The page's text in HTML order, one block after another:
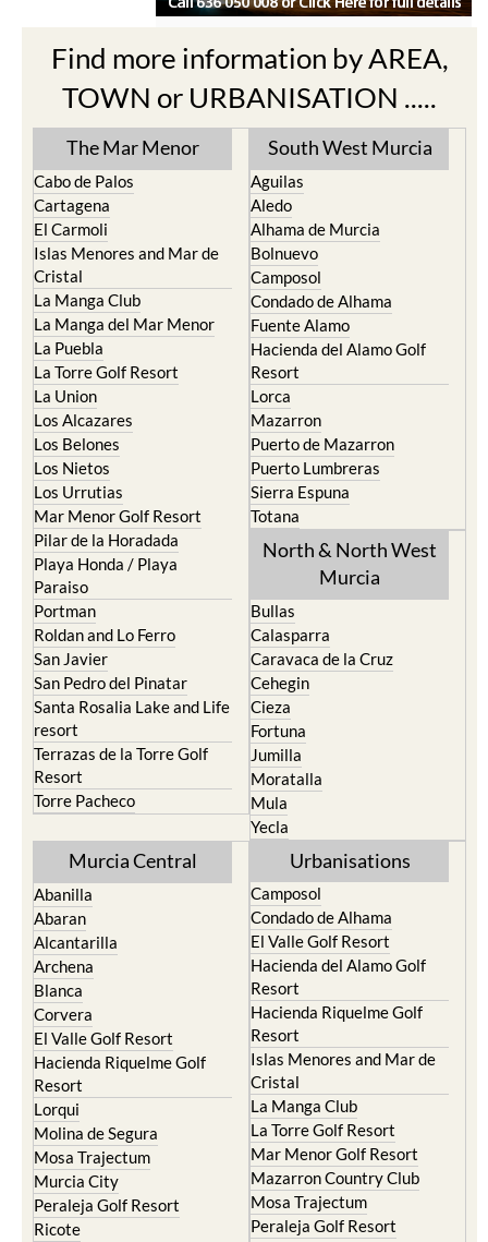
Find more information by AREA,
TOWN or URBANISATION .....
The Mar Menor
Cabo de Palos
Cartagena
El Carmoli
Islas Menores and Mar de
Cristal
La Manga Club
La Manga del Mar Menor
La Puebla
La Torre Golf Resort
La Union
Los Alcazares
Los Belones
Los Nietos
Los Urrutias
Mar Menor Golf Resort
Pilar de la Horadada
Playa Honda / Playa
Paraiso
Portman
Roldan and Lo Ferro
San Javier
San Pedro del Pinatar
Santa Rosalia Lake and Life
resort
Terrazas de la Torre Golf
Resort
Torre Pacheco
South West Murcia
Aguilas
Aledo
Alhama de Murcia
Bolnuevo
Camposol
Condado de Alhama
Fuente Alamo
Hacienda del Alamo Golf
Resort
Lorca
Mazarron
Puerto de Mazarron
Puerto Lumbreras
Sierra Espuna
Totana
North & North West
Murcia
Bullas
Calasparra
Caravaca de la Cruz
Cehegin
Cieza
Fortuna
Jumilla
Moratalla
Mula
Yecla
Murcia Central
Abanilla
Abaran
Alcantarilla
Archena
Blanca
Corvera
El Valle Golf Resort
Hacienda Riquelme Golf
Resort
Lorqui
Molina de Segura
Mosa Trajectum
Murcia City
Peraleja Golf Resort
Ricote
Urbanisations
Camposol
Condado de Alhama
El Valle Golf Resort
Hacienda del Alamo Golf
Resort
Hacienda Riquelme Golf
Resort
Islas Menores and Mar de
Cristal
La Manga Club
La Torre Golf Resort
Mar Menor Golf Resort
Mazarron Country Club
Mosa Trajectum
Peraleja Golf Resort